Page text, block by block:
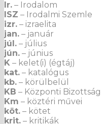
Ir. – Irodalom
ISZ – Irodalmi Szemle
izr. – izraelita
jan. – január
júl. – július
jún. – június
K – kelet(i) (égtáj)
kat. – katalógus
kb. – körülbelül
KB – Központi Bizottság
Km – köztéri művei
köt. – kötet
krit. – kritikák